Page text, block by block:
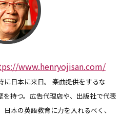
www.henryojisan.com/
日本に来日。 楽曲提供をするな
持つ。広告代理店や、出版社で代表
本の英語教育に力を入れるべく、